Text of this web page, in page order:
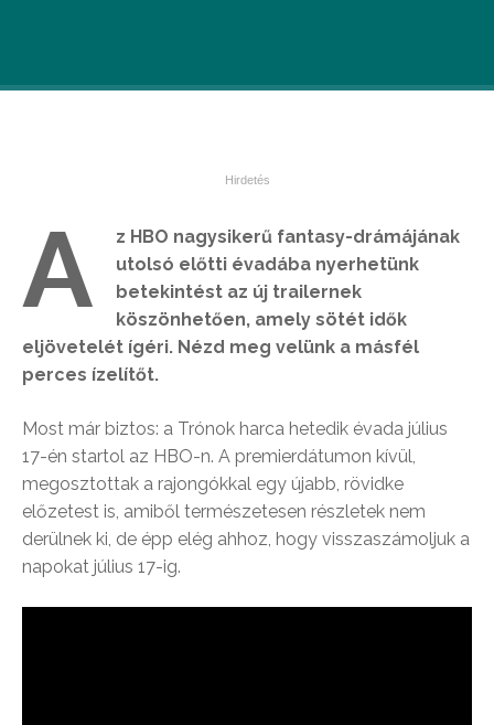
A
z HBO nagysikerű fantasy-drámájának
utolsó előtti évadába nyerhetünk
betekintést az új trailernek
köszönhetően, amely sötét idők
eljövetelét ígéri. Nézd meg velünk a másfél
perces ízelítőt.
Most már biztos: a Trónok harca hetedik évada július
17-én startol az HBO-n. A premierdátumon kívül,
megosztottak a rajongókkal egy újabb, rövidke
előzetest is, amiből természetesen részletek nem
derülnek ki, de épp elég ahhoz, hogy visszaszámoljuk a
napokat július 17-ig.